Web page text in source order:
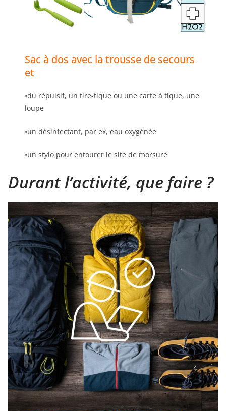
Sac à dos avec la trousse de secours
et
•du répulsif, un tire-tique ou une carte à tique, une
loupe
•un désinfectant, par ex, eau oxygénée
•un stylo pour entourer le site de morsure
Durant l’activité, que faire ?